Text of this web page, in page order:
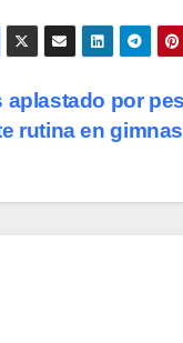
aplastado por
rutina en